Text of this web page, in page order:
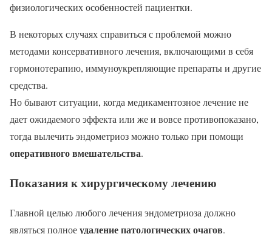
физиологических особенностей пациентки.
В некоторых случаях справиться с проблемой можно
методами консервативного лечения, включающими в себя
гормонотерапию, иммуноукрепляющие препараты и другие
средства.
Но бывают ситуации, когда медикаментозное лечение не
дает ожидаемого эффекта или же и вовсе противопоказано,
тогда вылечить эндометриоз можно только при помощи
оперативного вмешательства.
Показания к хирургическому лечению
Главной целью любого лечения эндометриоза должно
являться полноеудаление патологических очагов.